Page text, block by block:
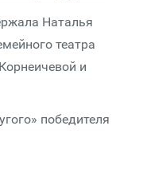
Наталья
театра
и
победителя